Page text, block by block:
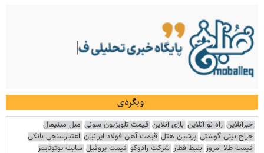
وبگردی
خبرآنلاین راه نو آنلاین بازی آنلاین قیمت تلویزیون سونی مبل مینیمال
جراح بینی گوشتی پرشین هتل قیمت آهن فولاد ایرانیان اعتبارسنجی بانکی
قیمت طلا امروز بلیط قطار شرکت رادوکو قیمت پروفیل سایت یوتوتایمز